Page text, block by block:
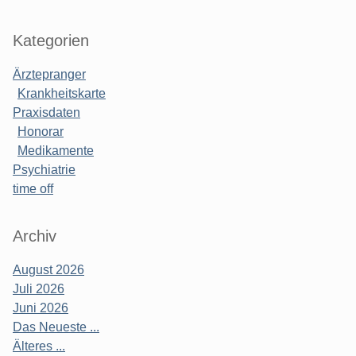
Kategorien
Ärztepranger
Krankheitskarte
Praxisdaten
Honorar
Medikamente
Psychiatrie
time off
Archiv
August 2026
Juli 2026
Juni 2026
Das Neueste ...
Älteres ...